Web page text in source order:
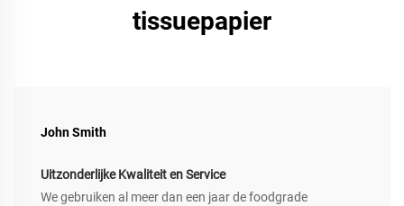
tissuepapier
John Smith
Uitzonderlijke Kwaliteit en Service
We gebruiken al meer dan een jaar de foodgrade